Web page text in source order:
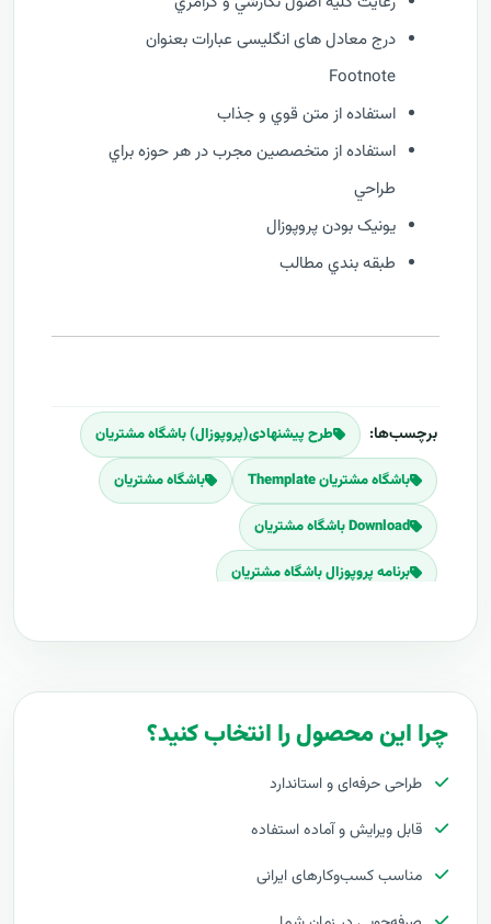
درج معادل های انگلیسی عبارات بعنوان
Footnote
استفاده از متن قوي و جذاب
استفاده از متخصصين مجرب در هر حوزه براي
طراحي
يونيک بودن پروپوزال
طبقه بندي مطالب
برچسب‌ها: طرح پیشنهادی(پروپوزال) باشگاه مشتریان
باشگاه مشتریان Themplate باشگاه مشتریان
Download باشگاه مشتریان
برنامه پروپوزال باشگاه مشتریان
چرا این محصول را انتخاب کنید؟
طراحی حرفه‌ای و استاندارد
قابل ویرایش و آماده استفاده
مناسب کسب‌وکارهای ایرانی